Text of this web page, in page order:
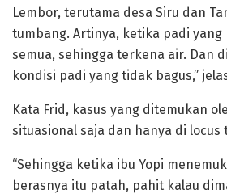
Lembor, terutama desa Siru dan
tumbang. Artinya, ketika padi yang
semua, sehingga terkena air. Dan
kondisi padi yang tidak bagus,”
Kata Frid, kasus yang ditemukan
situasional saja dan hanya di locus
“Sehingga ketika ibu Yopi
berasnya itu patah, pahit kalau